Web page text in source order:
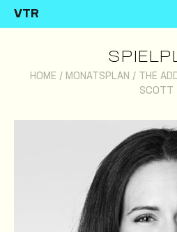
VTR
HOME / MONATSPLAN / THE
SCOTT